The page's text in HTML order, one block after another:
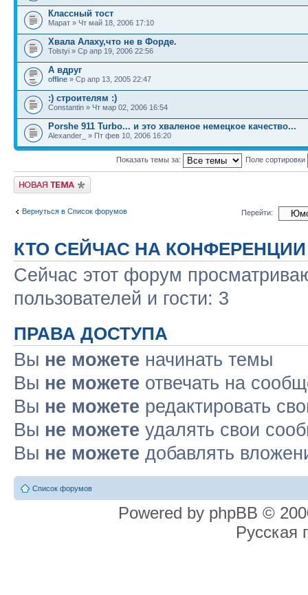
Классный тост
Марат » Чт май 18, 2006 17:10
Хвала Алаху,что не в Форде.
Tolstyi » Ср апр 19, 2006 22:56
А вдруг
offline » Ср апр 13, 2005 22:47
:) строителям :)
Constantin » Чт мар 02, 2006 16:54
Porshe 911 Turbo... и это хваленое немецкое качество...
Alexander_ » Пт фев 10, 2006 16:20
Показать темы за: Поле сортировки
Новая тема
Вернуться в Список форумов Перейти:
КТО СЕЙЧАС НА КОНФЕРЕНЦИИ
Сейчас этот форум
пользователей и гости: 3
ПРАВА ДОСТУПА
Вы не можете начинать темы
Вы не можете отвечать на
Вы не можете редактировать
Вы не можете удалять свои
Вы не можете добавлять
Список форумов
Powered by phpBB ©
Русская